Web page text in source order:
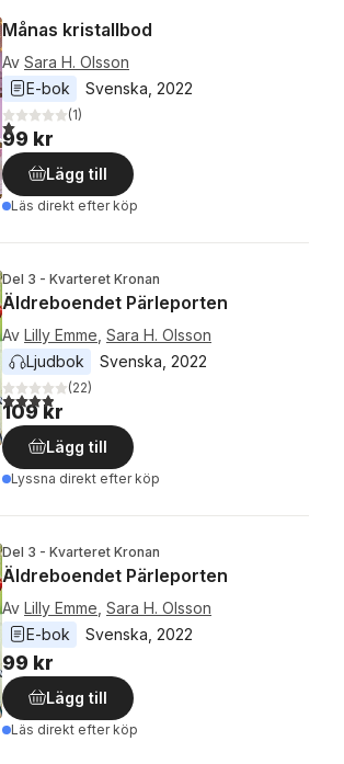
Månas kristallbod
Av Sara H. Olsson
E-bok
Svenska 2022
1,0utav 5 stjärnor. Totalt antal röster:
(1)
99 kr
Lägg till
Läs direkt efter köp
Del 3 - Kvarteret Kronan
Äldreboendet Pärleporten
Av Lilly Emme Sara H. Olsson
Ljudbok
Svenska 2022
3,9utav 5 stjärnor. Totalt antal röster:
(22)
109 kr
Lägg till
Lyssna direkt efter köp
Del 3 - Kvarteret Kronan
Äldreboendet Pärleporten
Av Lilly Emme Sara H. Olsson
E-bok
Svenska 2022
99 kr
Lägg till
Läs direkt efter köp